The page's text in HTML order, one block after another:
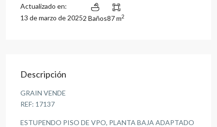
Actualizado en:
13 de marzo de 20252 Baños87 m2
Descripción
GRAIN VENDE
REF: 17137
ESTUPENDO PISO DE VPO, PLANTA BAJA ADAPTADO